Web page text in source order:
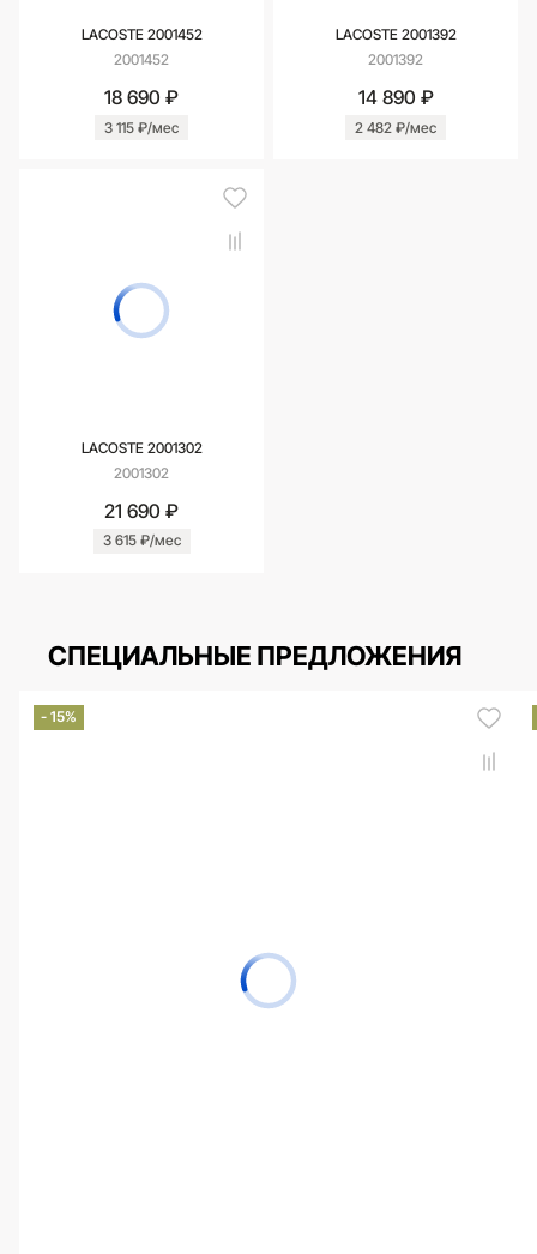
LACOSTE 2001452
2001452
18 690 ₽
3 115 ₽/мес
LACOSTE 2001392
2001392
14 890 ₽
2 482 ₽/мес
LACOSTE 2001302
2001302
21 690 ₽
3 615 ₽/мес
СПЕЦИАЛЬНЫЕ ПРЕДЛОЖЕНИЯ
- 15%